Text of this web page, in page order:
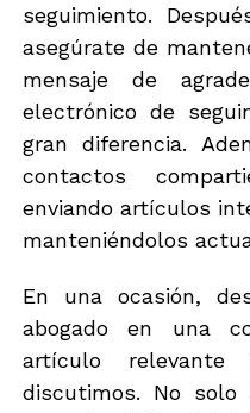
seguimiento.
asegúrate de
mensaje de
electrónico de
gran diferencia.
contactos
enviando artículos
manteniéndolos
En una ocasión,
abogado en una
artículo
discutimos. No solo